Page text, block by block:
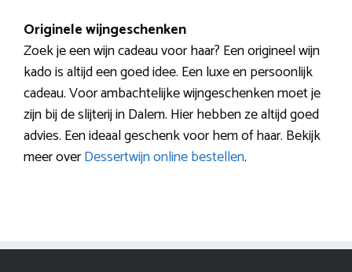
Originele wijngeschenken
Zoek je een wijn cadeau voor haar? Een origineel wijn
kado is altijd een goed idee. Een luxe en persoonlijk
cadeau. Voor ambachtelijke wijngeschenken moet je
zijn bij de slijterij in Dalem. Hier hebben ze altijd goed
advies. Een ideaal geschenk voor hem of haar. Bekijk
meer overDessertwijn online bestellen.